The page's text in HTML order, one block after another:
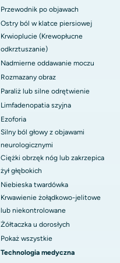
Przewodnik po objawach
Ostry ból w klatce piersiowej
Krwioplucie (Krewopłucne
odkrztuszanie)
Nadmierne oddawanie moczu
Rozmazany obraz
Paraliż lub silne odrętwienie
Limfadenopatia szyjna
Ezoforia
Silny ból głowy z objawami
neurologicznymi
Ciężki obrzęk nóg lub zakrzepica
żył głębokich
Niebieska twardówka
Krwawienie żołądkowo-jelitowe
lub niekontrolowane
Żółtaczka u dorosłych
Pokaż wszystkie
Technologia medyczna